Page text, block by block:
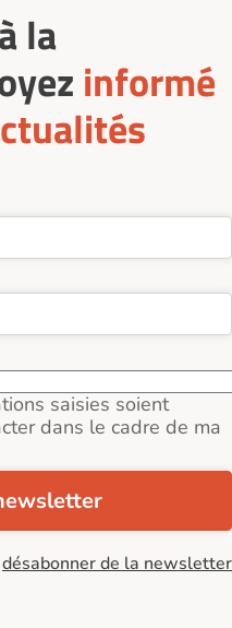
la
informé
saisies soient
dans le cadre de ma
désabonner de la newsletter